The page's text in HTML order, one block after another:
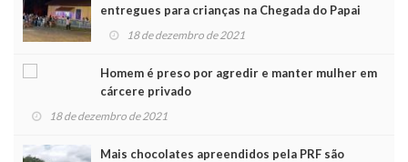
entregues para crianças na Chegada do Papai
Noel
18 de dezembro de 2021
Homem é preso por agredir e manter mulher em
cárcere privado
18 de dezembro de 2021
Mais chocolates apreendidos pela PRF são